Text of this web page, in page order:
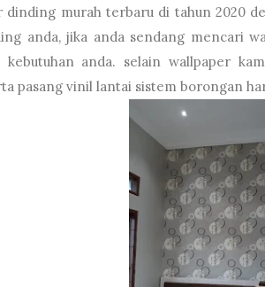
dinding murah terbaru di tahun 2020
anda, jika anda sendang mencari
kebutuhan anda. selain wallpaper
pasang vinil lantai sistem borongan